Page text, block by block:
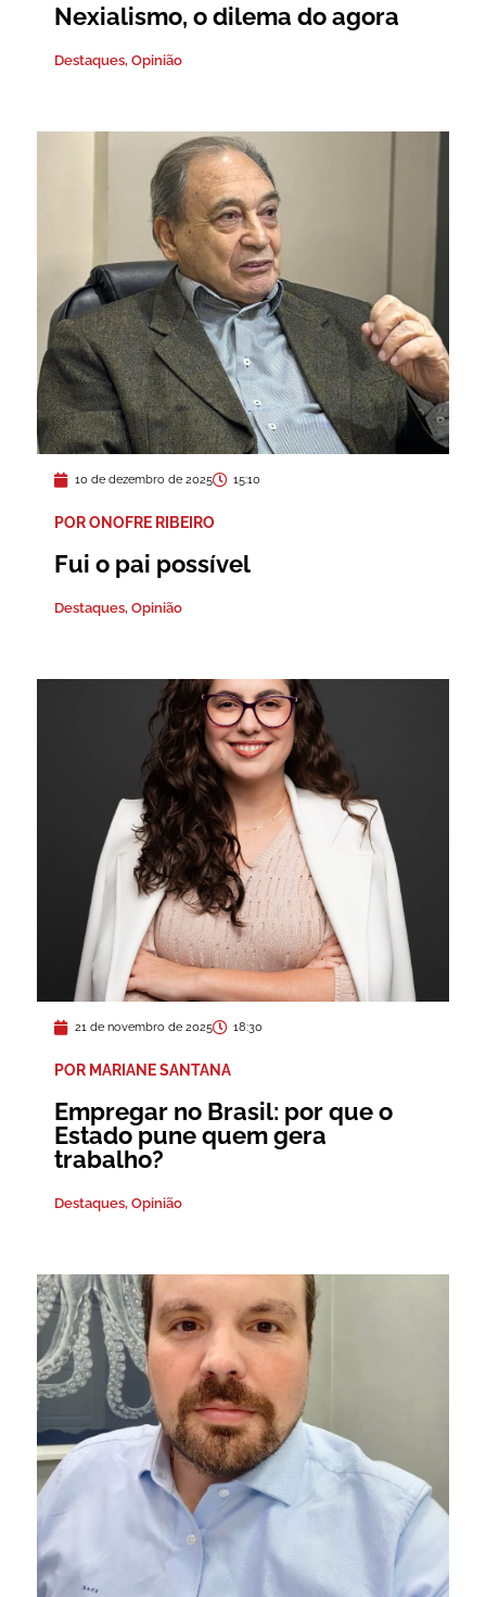
Nexialismo, o dilema do agora
Destaques, Opinião
10 de dezembro de 2025 15:10
POR ONOFRE RIBEIRO
Fui o pai possível
Destaques, Opinião
21 de novembro de 2025 18:30
POR MARIANE SANTANA
Empregar no Brasil: por que o
Estado pune quem gera
trabalho?
Destaques, Opinião